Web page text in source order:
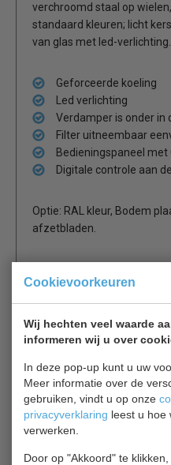
Cookievoorkeuren
Wij hechten veel waarde
informeren wij u over
In deze pop-up kunt u uw
Meer informatie over de
gebruiken, vindt u op onze
privacyverklaring leest u hoe
verwerken.
Door op "Akkoord" te
verchroomd staal op
standaard kleuren; licht
van glas met led-verlichting.
Geforceerde koeling
Led verlichting
Verdamper is onder in
Filter uitneembaar
Bedieningspaneel met
Digitale controle aan
Optie: RAL kleur, Bodem
afzetbladen.
1 jaar garantie.
Is dit
€